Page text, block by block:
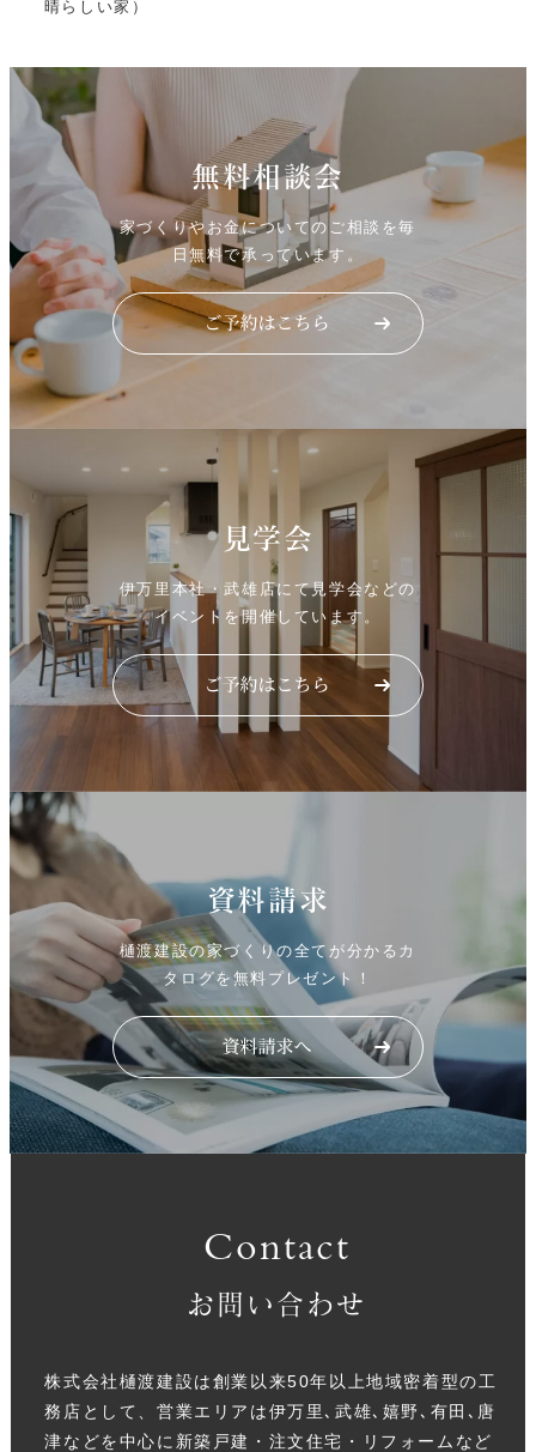
晴らしい家）
無料相談会
家づくりやお金についてのご相談を毎
日無料で承っています。
見学会
伊万里本社・武雄店にて見学会などの
イベントを開催しています。
資料請求
樋渡建設の家づくりの全てが分かるカ
タログを無料プレゼント！
Contact
お問い合わせ
株式会社樋渡建設は創業以来50年以上地域密着型の工
務店として、営業エリアは伊万里､武雄､嬉野､有田､唐
津などを中心に新築戸建・注文住宅・リフォームなど